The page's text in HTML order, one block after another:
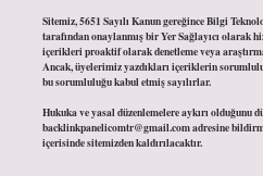
Sitemiz, 5651 Sayılı Kanun gereğince Bilgi
tarafından onaylanmış bir Yer Sağlayıcı olarak
içerikleri proaktif olarak denetleme veya
Ancak, üyelerimiz yazdıkları içeriklerin
bu sorumluluğu kabul etmiş sayılırlar.
Hukuka ve yasal düzenlemelere aykırı olduğunu
backlinkpanelicomtr@gmail.comadresine
içerisinde sitemizden kaldırılacaktır.